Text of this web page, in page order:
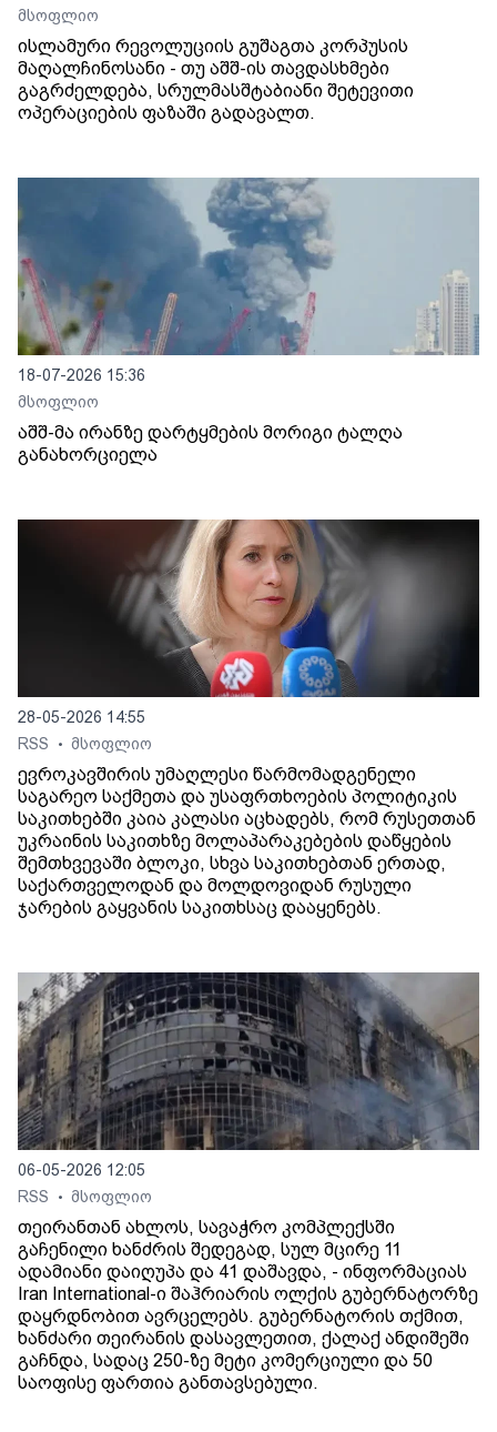
მსოფლიო
ისლამური რევოლუციის გუშაგთა კორპუსის
მაღალჩინოსანი - თუ აშშ-ის თავდასხმები
გაგრძელდება, სრულმასშტაბიანი შეტევითი
ოპერაციების ფაზაში გადავალთ.
18-07-2026 15:36
მსოფლიო
აშშ-მა ირანზე დარტყმების მორიგი ტალღა
განახორციელა
28-05-2026 14:55
RSS
• მსოფლიო
ევროკავშირის უმაღლესი წარმომადგენელი
საგარეო საქმეთა და უსაფრთხოების პოლიტიკის
საკითხებში კაია კალასი აცხადებს, რომ რუსეთთან
უკრაინის საკითხზე მოლაპარაკებების დაწყების
შემთხვევაში ბლოკი, სხვა საკითხებთან ერთად,
საქართველოდან და მოლდოვიდან რუსული
ჯარების გაყვანის საკითხსაც დააყენებს.
06-05-2026 12:05
RSS
• მსოფლიო
თეირანთან ახლოს, სავაჭრო კომპლექსში
გაჩენილი ხანძრის შედეგად, სულ მცირე 11
ადამიანი დაიღუპა და 41 დაშავდა, - ინფორმაციას
Iran International-ი შაჰრიარის ოლქის გუბერნატორზე
დაყრდნობით ავრცელებს. გუბერნატორის თქმით,
ხანძარი თეირანის დასავლეთით, ქალაქ ანდიშეში
გაჩნდა, სადაც 250-ზე მეტი კომერციული და 50
საოფისე ფართია განთავსებული.